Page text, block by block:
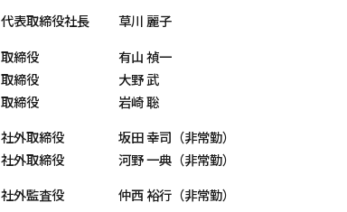
代表取締役社長
草川 麗子
取締役
有山 禎一
取締役
大野 武
取締役
岩崎 聡
社外取締役
坂田 幸司（非常勤）
社外取締役
河野 一典（非常勤）
社外監査役
仲西 裕行（非常勤）